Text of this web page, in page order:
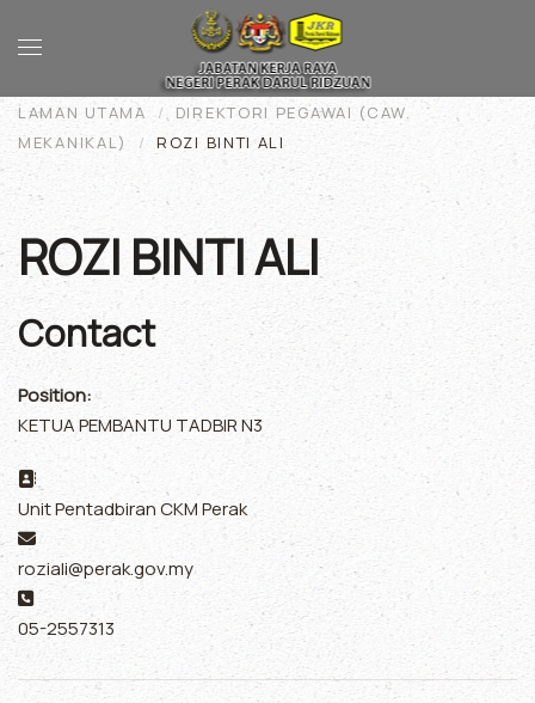
Skip to main content
LAMAN UTAMA
DIREKTORI PEGAWAI (CAW.
MEKANIKAL)
ROZI BINTI ALI
ROZI BINTI ALI
Contact
Position:
KETUA PEMBANTU TADBIR N3
Address:
Unit Pentadbiran CKM Perak
Email:
roziali@perak.gov.my
Phone:
05-2557313